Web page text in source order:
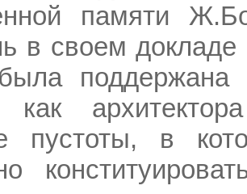
памяти
в своем докладе
поддержана
как
пустоты, в